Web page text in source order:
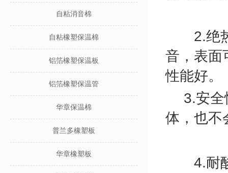
自粘消音棉
自粘橡塑保温棉
铝箔橡塑保温板
铝箔橡塑保温管
华章保温棉
普兰多橡塑板
华章橡塑板
2.绝
音，表面
性能好。
3.安
体，也不
4.耐